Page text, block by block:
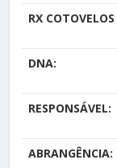
RX
DNA:
RESPONSÁVEL:
ABRANGÊNCIA: